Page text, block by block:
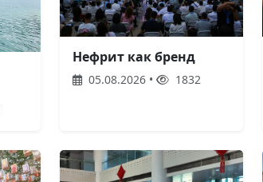
Нефрит как бренд
05.08.2026 • 1832